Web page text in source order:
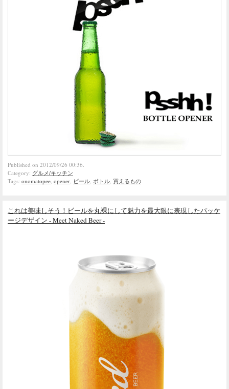
Published on 2012/09/26 00:36.
Category: グルメ/キッチン
Tags: onomatopee opener ビール ボトル 買えるもの
これは美味しそう！ビールを丸裸にして魅力を最大限に表現したパッケ
ージデザイン - Meet Naked Beer -